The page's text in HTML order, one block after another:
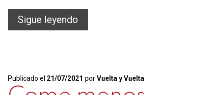
Sigue leyendo
¡Ambrosía!
Publicado el 21/07/2021 porVuelta y Vuelta